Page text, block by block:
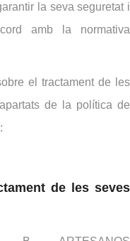
la seva seguretat i
amb la normativa
el tractament de les
de la política de
de les seves